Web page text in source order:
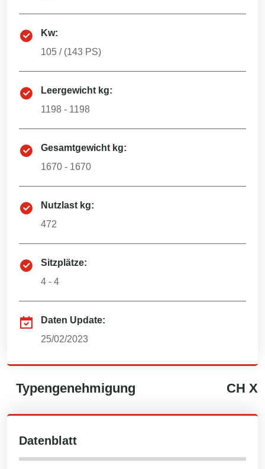
Kw:
105 / (143 PS)
Leergewicht kg:
1198 - 1198
Gesamtgewicht kg:
1670 - 1670
Nutzlast kg:
472
Sitzplätze:
4 - 4
Daten Update:
25/02/2023
Typengenehmigung CH X
Datenblatt